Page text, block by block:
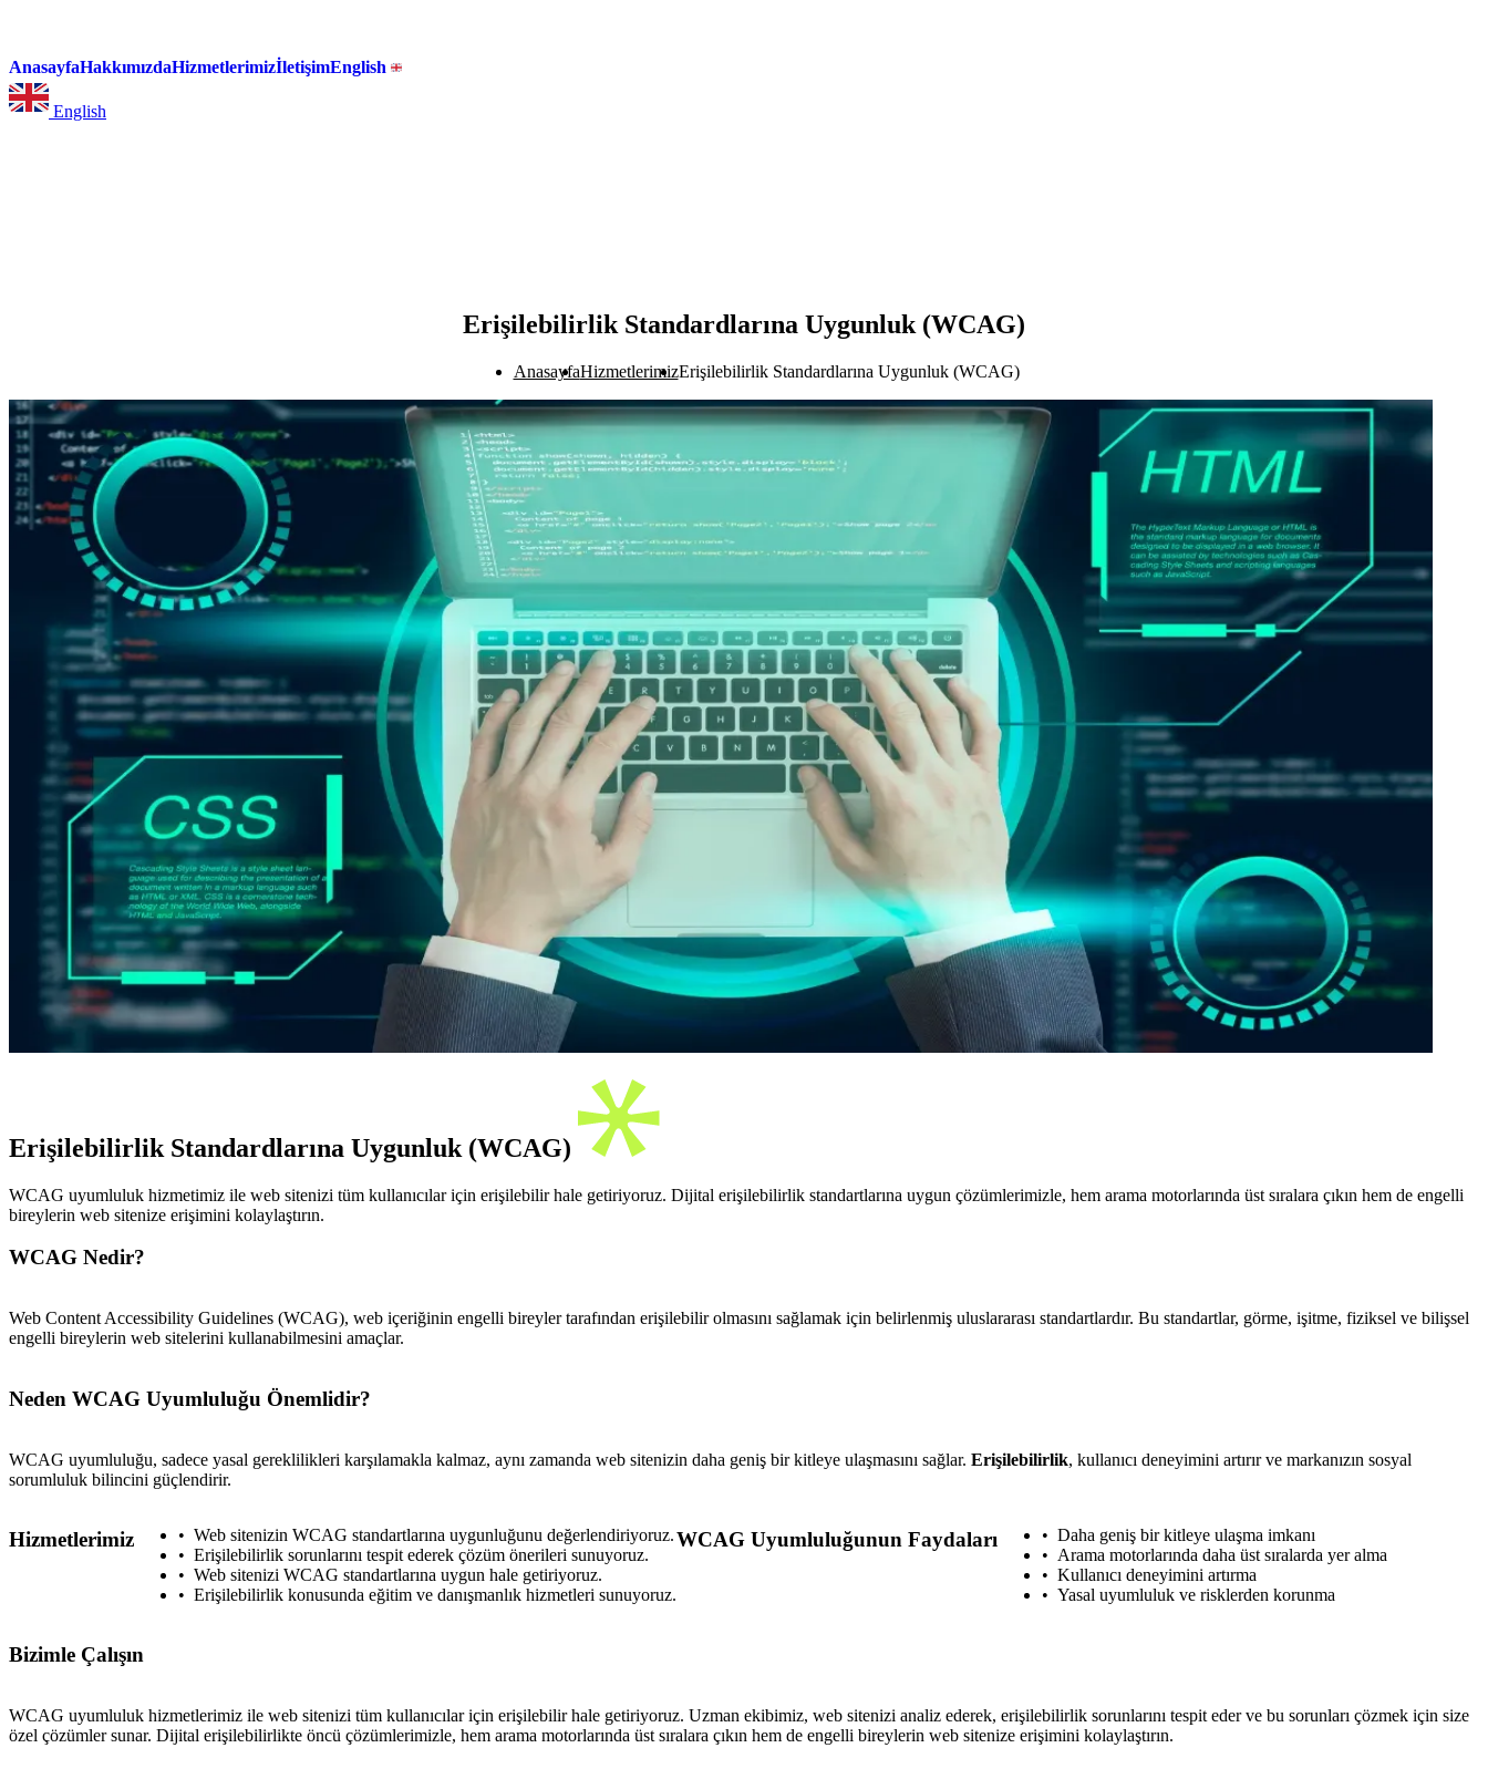
AnasayfaHakkımızdaHizmetlerimizİletişimEnglish
English
Erişilebilirlik Standardlarına Uygunluk (WCAG)
AnasayfaHizmetlerimizErişilebilirlik Standardlarına Uygunluk (WCAG)
Erişilebilirlik Standardlarına Uygunluk (WCAG)
WCAG uyumluluk hizmetimiz ile web sitenizi tüm kullanıcılar için erişilebilir hale getiriyoruz. Dijital erişilebilirlik standartlarına uygun çözümlerimizle, hem arama motorlarında üst sıralara çıkın hem de engelli
bireylerin web sitenize erişimini kolaylaştırın.
WCAG Nedir?
Web Content Accessibility Guidelines (WCAG), web içeriğinin engelli bireyler tarafından erişilebilir olmasını sağlamak için belirlenmiş uluslararası standartlardır. Bu standartlar, görme, işitme, fiziksel ve bilişsel
engelli bireylerin web sitelerini kullanabilmesini amaçlar.
Neden WCAG Uyumluluğu Önemlidir?
WCAG uyumluluğu, sadece yasal gereklilikleri karşılamakla kalmaz, aynı zamanda web sitenizin daha geniş bir kitleye ulaşmasını sağlar. Erişilebilirlik, kullanıcı deneyimini artırır ve markanızın sosyal
sorumluluk bilincini güçlendirir.
Hizmetlerimiz
Web sitenizin WCAG standartlarına uygunluğunu değerlendiriyoruz.
Erişilebilirlik sorunlarını tespit ederek çözüm önerileri sunuyoruz.
Web sitenizi WCAG standartlarına uygun hale getiriyoruz.
Erişilebilirlik konusunda eğitim ve danışmanlık hizmetleri sunuyoruz.
WCAG Uyumluluğunun Faydaları
Daha geniş bir kitleye ulaşma imkanı
Arama motorlarında daha üst sıralarda yer alma
Kullanıcı deneyimini artırma
Yasal uyumluluk ve risklerden korunma
Bizimle Çalışın
WCAG uyumluluk hizmetlerimiz ile web sitenizi tüm kullanıcılar için erişilebilir hale getiriyoruz. Uzman ekibimiz, web sitenizi analiz ederek, erişilebilirlik sorunlarını tespit eder ve bu sorunları çözmek için size
özel çözümler sunar. Dijital erişilebilirlikte öncü çözümlerimizle, hem arama motorlarında üst sıralara çıkın hem de engelli bireylerin web sitenize erişimini kolaylaştırın.